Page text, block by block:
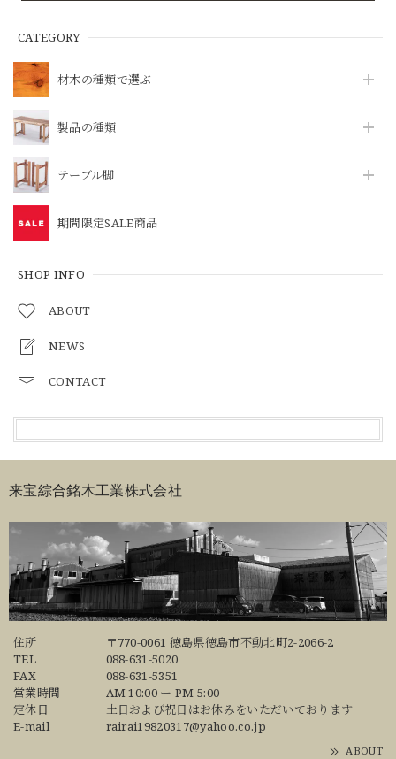
CATEGORY
材木の種類で選ぶ
製品の種類
テーブル脚
期間限定SALE商品
SHOP INFO
ABOUT
NEWS
CONTACT
来宝綜合銘木工業株式会社
住所
〒770-0061 徳島県徳島市不動北町2-2066-2
TEL
088-631-5020
FAX
088-631-5351
営業時間
AM 10:00 ー PM 5:00
定休日
土日および祝日はお休みをいただいております
E-mail
rairai19820317@yahoo.co.jp
ABOUT